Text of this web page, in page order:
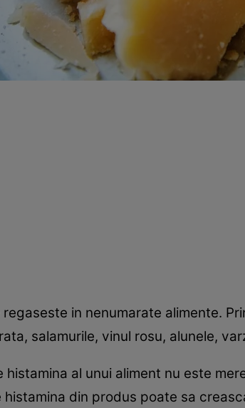
regaseste in nenumarate alimente.
salamurile, vinul rosu, alunele,
histamina al unui aliment nu este
din produs poate sa